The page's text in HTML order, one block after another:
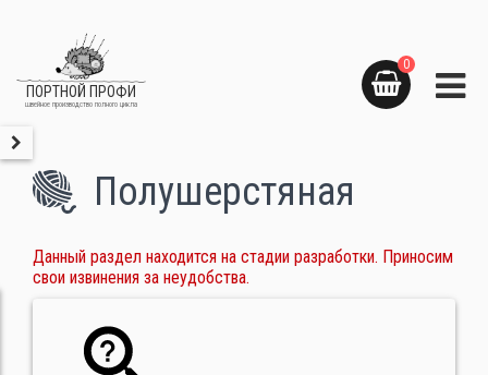
ПОРТНОЙ ПРОФИ
швейное производство полного цикла
0
Полушерстяная
Данный раздел находится на стадии разработки. Приносим
свои извинения за неудобства.